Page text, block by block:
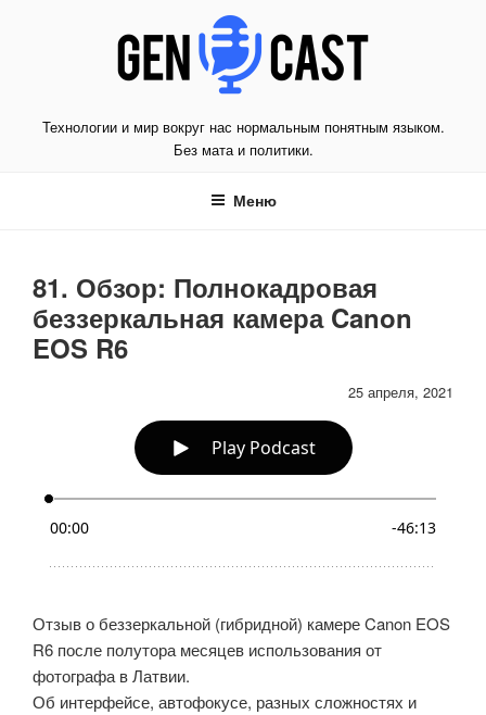
Технологии и мир вокруг нас нормальным понятным языком.
Без мата и политики.
Меню
81. Обзор: Полнокадровая
беззеркальная камера Canon
EOS R6
25 апреля, 2021
Отзыв о беззеркальной (гибридной) камере Canon EOS
R6 после полутора месяцев использования от
фотографа в Латвии.
Об интерфейсе, автофокусе, разных сложностях и